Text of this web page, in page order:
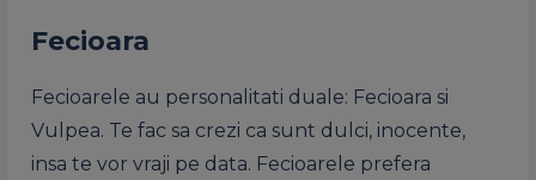
Fecioara
Fecioarele au personalitati duale: Fecioara si
Vulpea. Te fac sa crezi ca sunt dulci, inocente,
insa te vor vraji pe data. Fecioarele prefera